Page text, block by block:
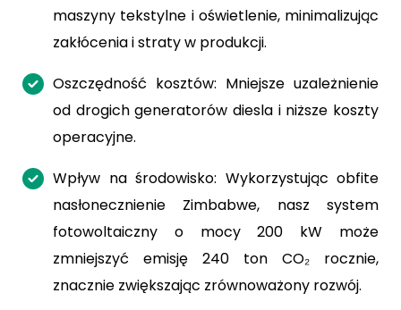
maszyny tekstylne i oświetlenie, minimalizując
zakłócenia i straty w produkcji.
Oszczędność kosztów: Mniejsze uzależnienie
od drogich generatorów diesla i niższe koszty
operacyjne.
Wpływ na środowisko: Wykorzystując obfite
nasłonecznienie Zimbabwe, nasz system
fotowoltaiczny o mocy 200 kW może
zmniejszyć emisję 240 ton CO₂ rocznie,
znacznie zwiększając zrównoważony rozwój.